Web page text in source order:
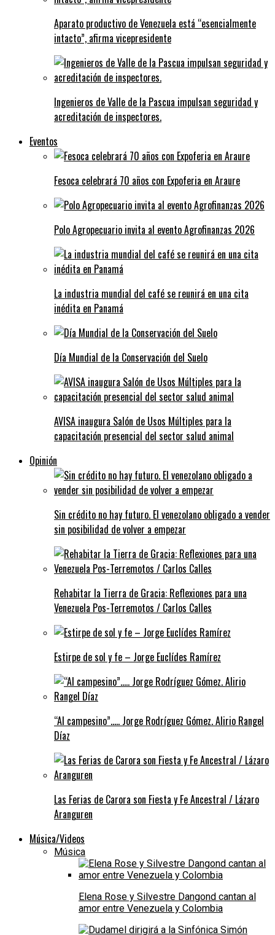
Aparato productivo de Venezuela está “esencialmente
intacto”, afirma vicepresidente
Ingenieros de Valle de la Pascua impulsan seguridad y
acreditación de inspectores.
Eventos
Fesoca celebrará 70 años con Expoferia en Araure
Polo Agropecuario invita al evento Agrofinanzas 2026
La industria mundial del café se reunirá en una cita
inédita en Panamá
Día Mundial de la Conservación del Suelo
AVISA inaugura Salón de Usos Múltiples para la
capacitación presencial del sector salud animal
Opinión
Sin crédito no hay futuro. El venezolano obligado a vender
sin posibilidad de volver a empezar
Rehabitar la Tierra de Gracia: Reflexiones para una
Venezuela Pos-Terremotos / Carlos Calles
Estirpe de sol y fe – Jorge Euclídes Ramírez
“Al campesino”….. Jorge Rodríguez Gómez. Alirio Rangel
Díaz
Las Ferias de Carora son Fiesta y Fe Ancestral / Lázaro
Aranguren
Música/Videos
Música
Elena Rose y Silvestre Dangond cantan al
amor entre Venezuela y Colombia